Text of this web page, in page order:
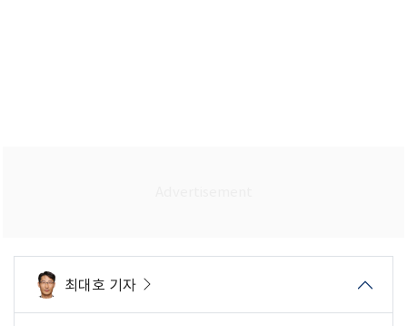
최대호 기자